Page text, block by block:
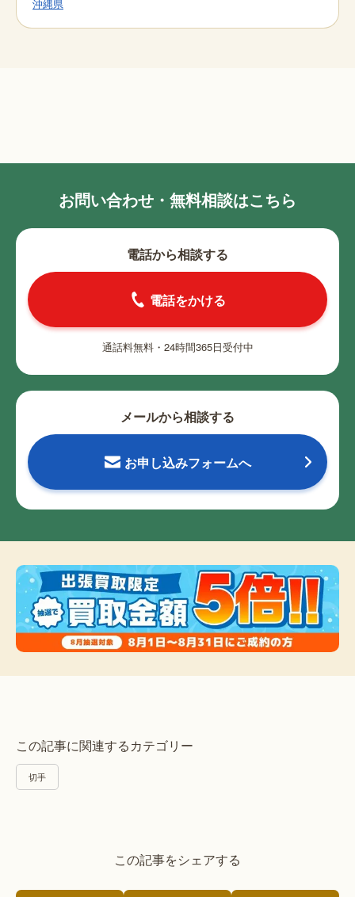
沖縄県
お問い合わせ・無料相談はこちら
電話から相談する
電話をかける
通話料無料・24時間365日受付中
メールから相談する
お申し込みフォームへ
この記事に関連するカテゴリー
切手
この記事をシェアする